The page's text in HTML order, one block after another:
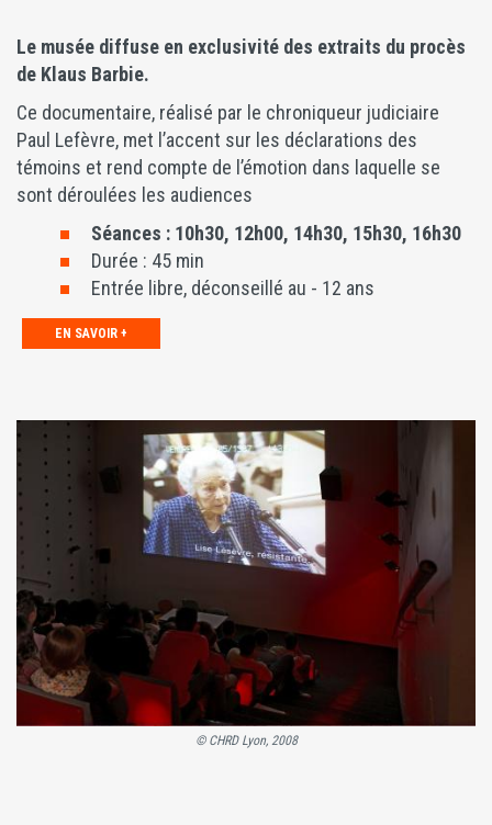
Le musée diffuse en exclusivité des extraits du procès
de Klaus Barbie.
Ce documentaire, réalisé par le chroniqueur judiciaire
Paul Lefèvre, met l’accent sur les déclarations des
témoins et rend compte de l’émotion dans laquelle se
sont déroulées les audiences
Séances : 10h30, 12h00, 14h30, 15h30, 16h30
Durée : 45 min
Entrée libre, déconseillé au - 12 ans
EN SAVOIR +
© CHRD Lyon, 2008